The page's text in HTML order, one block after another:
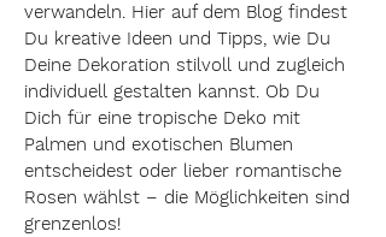
verwandeln. Hier auf dem Blog findest
Du kreative Ideen und Tipps, wie Du
Deine Dekoration stilvoll und zugleich
individuell gestalten kannst. Ob Du
Dich für eine tropische Deko mit
Palmen und exotischen Blumen
entscheidest oder lieber romantische
Rosen wählst – die Möglichkeiten sind
grenzenlos!